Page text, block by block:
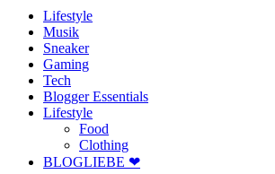
Lifestyle
Musik
Sneaker
Gaming
Tech
Blogger Essentials
Lifestyle
Food
Clothing
BLOGLIEBE ❤